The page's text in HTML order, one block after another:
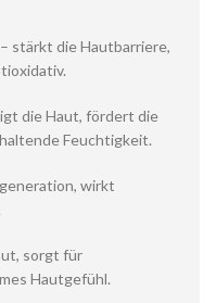
stärkt die Hautbarriere,
die Haut, fördert die
Feuchtigkeit.
wirkt
sorgt für
Hautgefühl.